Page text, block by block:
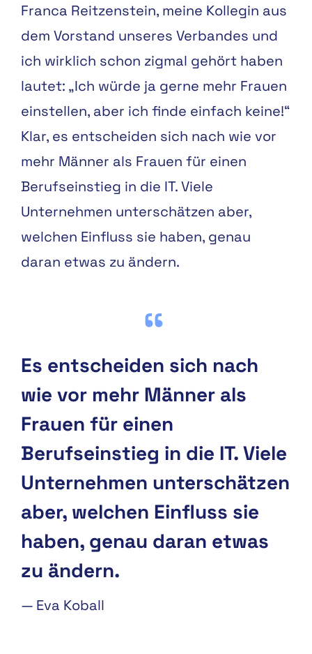
Franca Reitzenstein, meine Kollegin aus
dem Vorstand unseres Verbandes und
ich wirklich schon zigmal gehört haben
lautet: „Ich würde ja gerne mehr Frauen
einstellen, aber ich finde einfach keine!“
Klar, es entscheiden sich nach wie vor
mehr Männer als Frauen für einen
Berufseinstieg in die IT. Viele
Unternehmen unterschätzen aber,
welchen Einfluss sie haben, genau
daran etwas zu ändern.
Es entscheiden sich nach
wie vor mehr Männer als
Frauen für einen
Berufseinstieg in die IT. Viele
Unternehmen unterschätzen
aber, welchen Einfluss sie
haben, genau daran etwas
zu ändern.
— Eva Koball